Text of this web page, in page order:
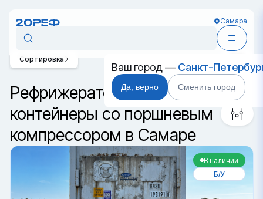
Самара
Ваш город — Санкт-
Да, верно Сменить город
Рефрижераторные
контейнеры со поршневым
компрессором в Самаре
Сортировка
В наличии
Б/У